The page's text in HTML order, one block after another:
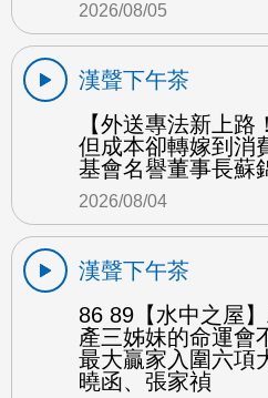
2026/08/05
漢聲下午茶
【外送專法新上路
但成本卻轉嫁到消
基會名譽董事長蘇
2026/08/04
漢聲下午茶
86 89【水中之屋
產三姊妹的命運會
最大贏家入圍六項
曉函、張家禎